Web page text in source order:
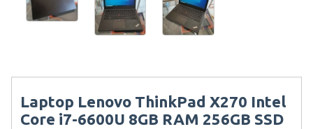
Laptop Lenovo ThinkPad X270 Intel
Core i7-6600U 8GB RAM 256GB SSD